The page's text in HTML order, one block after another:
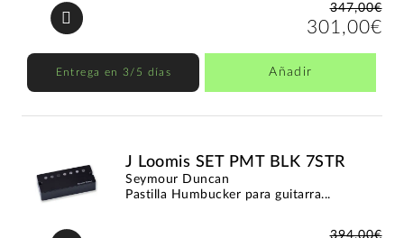
347,00€
301,00€
Entrega en 3/5 días Añadir
J Loomis SET PMT BLK 7STR
Seymour Duncan
Pastilla Humbucker para guitarra...
394,00€